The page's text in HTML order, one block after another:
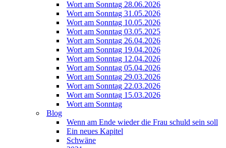
Wort am Sonntag 28.06.2026
Wort am Sonntag 31.05.2026
Wort am Sonntag 10.05.2026
Wort am Sonntag 03.05.2025
Wort am Sonntag 26.04.2026
Wort am Sonntag 19.04.2026
Wort am Sonntag 12.04.2026
Wort am Sonntag 05.04.2026
Wort am Sonntag 29.03.2026
Wort am Sonntag 22.03.2026
Wort am Sonntag 15.03.2026
Wort am Sonntag
Blog
Wenn am Ende wieder die Frau schuld sein soll
Ein neues Kapitel
Schwäne